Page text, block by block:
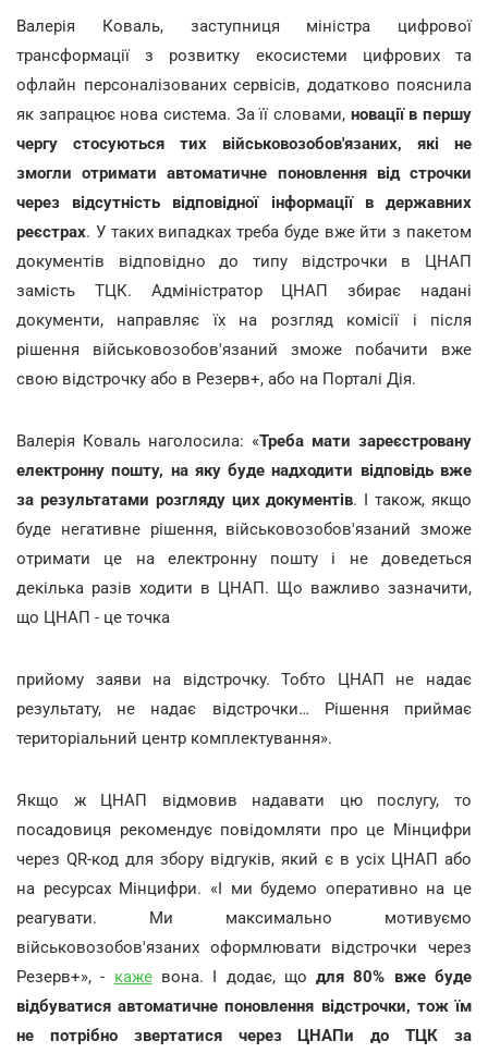
Валерія Коваль, заступниця міністра цифрової
трансформації з розвитку екосистеми цифрових та
офлайн персоналізованих сервісів, додатково пояснила
як запрацює нова система. За її словами, новації в першу
чергу стосуються тих військовозобов'язаних, які не
змогли отримати автоматичне поновлення від строчки
через відсутність відповідної інформації в державних
реєстрах. У таких випадках треба буде вже йти з пакетом
документів відповідно до типу відстрочки в ЦНАП
замість ТЦК. Адміністратор ЦНАП збирає надані
документи, направляє їх на розгляд комісії і після
рішення військовозобов'язаний зможе побачити вже
свою відстрочку або в Резерв+, або на Порталі Дія.
Валерія Коваль наголосила: «Треба мати зареєстровану
електронну пошту, на яку буде надходити відповідь вже
за результатами розгляду цих документів. І також, якщо
буде негативне рішення, військовозобов'язаний зможе
отримати це на електронну пошту і не доведеться
декілька разів ходити в ЦНАП. Що важливо зазначити,
що ЦНАП - це точка
прийому заяви на відстрочку. Тобто ЦНАП не надає
результату, не надає відстрочки… Рішення приймає
територіальний центр комплектування».
Якщо ж ЦНАП відмовив надавати цю послугу, то
посадовиця рекомендує повідомляти про це Мінцифри
через QR-код для збору відгуків, який є в усіх ЦНАП або
на ресурсах Мінцифри. «І ми будемо оперативно на це
реагувати. Ми максимально мотивуємо
військовозобов'язаних оформлювати відстрочки через
Резерв+», - кажевона. І додає, щодля 80% вже буде
відбуватися автоматичне поновлення відстрочки, тож їм
не потрібно звертатися через ЦНАПи до ТЦК за